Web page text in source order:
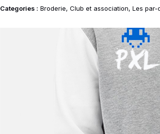
Idées Cadeaux
Categories : Broderie, Club et association, Les par-